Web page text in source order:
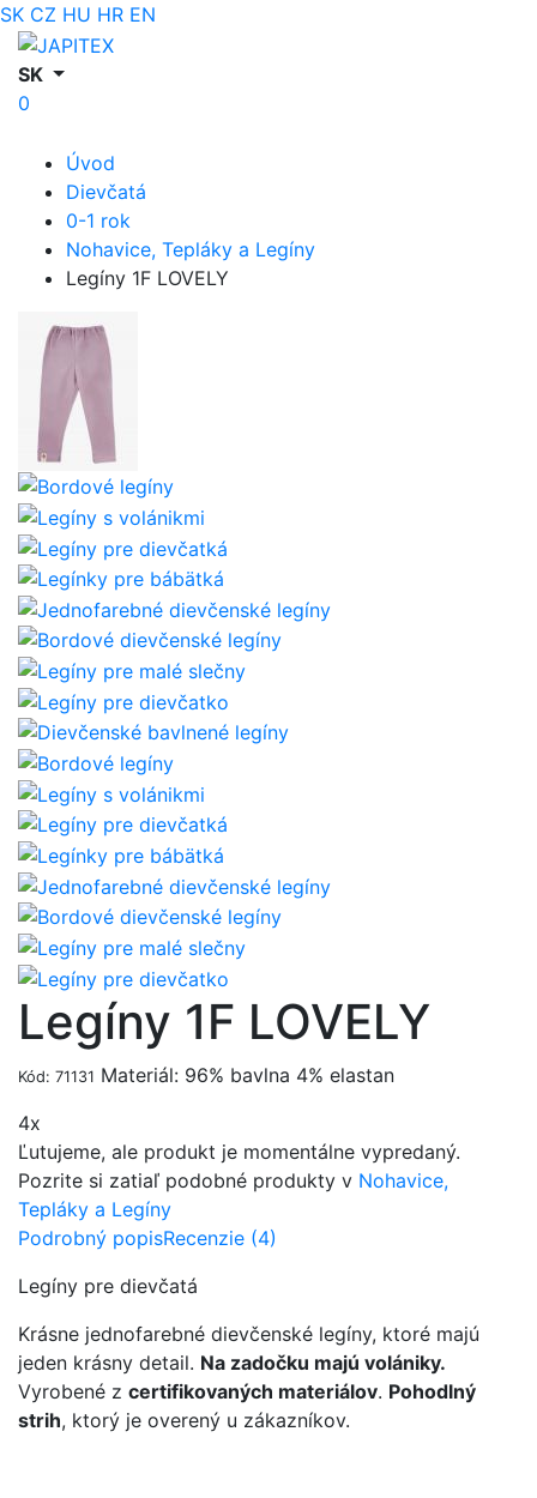
SK CZ HU HR EN
SK
0
Úvod
Dievčatá
0-1 rok
Nohavice, Tepláky a Legíny
Legíny 1F LOVELY
Legíny 1F LOVELY
Kód: 71131 Materiál: 96% bavlna 4% elastan
4x
Ľutujeme, ale produkt je momentálne vypredaný.
Pozrite si zatiaľ podobné produkty v Nohavice,
Tepláky a Legíny
Podrobný popisRecenzie (4)
Legíny pre dievčatá
Krásne jednofarebné dievčenské legíny, ktoré majú
jeden krásny detail. Na zadočku majú volániky.
Vyrobené z certifikovaných materiálov. Pohodlný
strih, ktorý je overený u zákazníkov.